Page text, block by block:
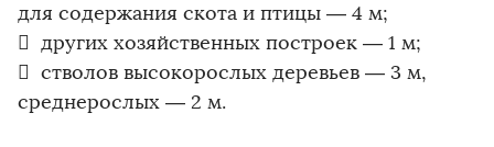
для содержания скота и птицы — 4 м;
 других хозяйственных построек — 1 м;
 стволов высокорослых деревьев — 3 м,
среднерослых — 2 м.